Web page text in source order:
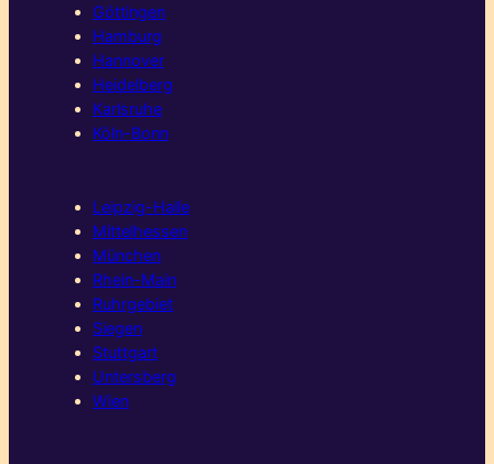
Göttingen
Hamburg
Hannover
Heidelberg
Karlsruhe
Köln-Bonn
Leipzig-Halle
Mittelhessen
München
Rhein-Main
Ruhrgebiet
Siegen
Stuttgart
Untersberg
Wien